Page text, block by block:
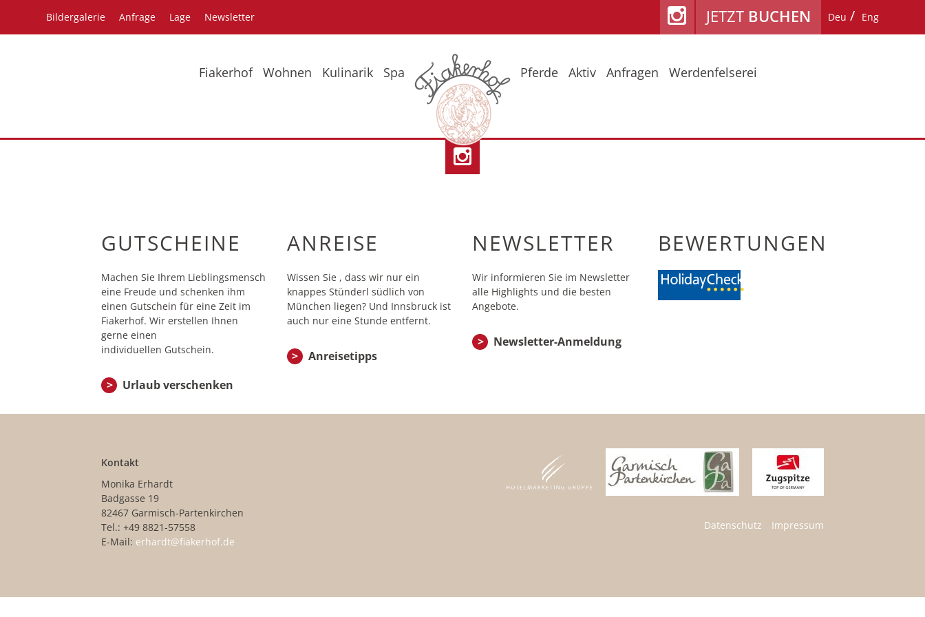
Bildergalerie Anfrage Lage Newsletter Deu Eng
JETZT BUCHEN
Fiakerhof
Wohnen
Kulinarik Spa Pferde
Aktiv
Anfragen
Werdenfelserei
GUTSCHEINE
Machen Sie Ihrem Lieblingsmensch
eine Freude und schenken ihm
einen Gutschein für eine Zeit im
Fiakerhof. Wir erstellen Ihnen
gerne einen
individuellen Gutschein.
Urlaub verschenken
ANREISE
Wissen Sie , dass wir nur ein
knappes Stünderl südlich von
München liegen? Und Innsbruck ist
auch nur eine Stunde entfernt.
Anreisetipps
NEWSLETTER
Wir informieren Sie im Newsletter
alle Highlights und die besten
Angebote.
Newsletter-Anmeldung
BEWERTUNGEN
Kontakt
Monika Erhardt
Badgasse 19
82467 Garmisch-Partenkirchen
Tel.: +49 8821-57558
E-Mail: erhardt@fiakerhof.de
Datenschutz Impressum